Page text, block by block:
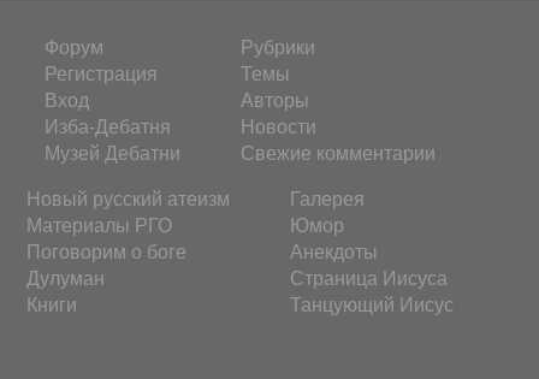
Форум
Регистрация
Вход
Изба-Дебатня
Музей Дебатни
Рубрики
Темы
Авторы
Новости
Свежие комментарии
Новый русский атеизм
Материалы РГО
Поговорим о боге
Дулуман
Книги
Галерея
Юмор
Анекдоты
Страница Иисуса
Танцующий Иисус